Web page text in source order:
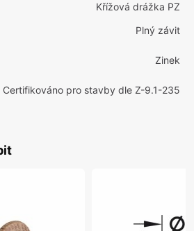
Křížová drážka PZ
Plný závit
Zinek
Certifikováno pro stavby dle Z-9.1-235